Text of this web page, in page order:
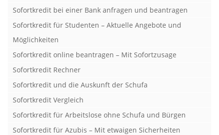
Sofortkredit bei einer Bank anfragen und beantragen
Sofortkredit für Studenten – Aktuelle Angebote und
Möglichkeiten
Sofortkredit online beantragen – Mit Sofortzusage
Sofortkredit Rechner
Sofortkredit und die Auskunft der Schufa
Sofortkredit Vergleich
Sofortkredit für Arbeitslose ohne Schufa und Bürgen
Sofortkredit für Azubis – Mit etwaigen Sicherheiten